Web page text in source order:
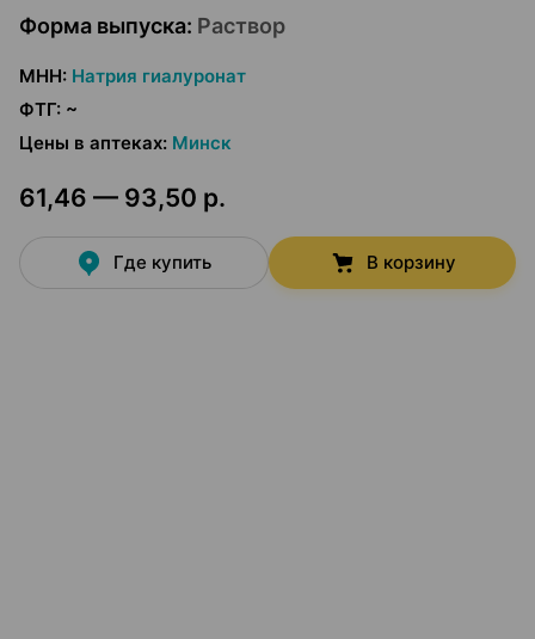
Форма выпуска: Раствор
МНН: Натрия гиалуронат
ФТГ: ~
Цены в аптеках: Минск
61,46 — 93,50 р.
Где купить В корзину